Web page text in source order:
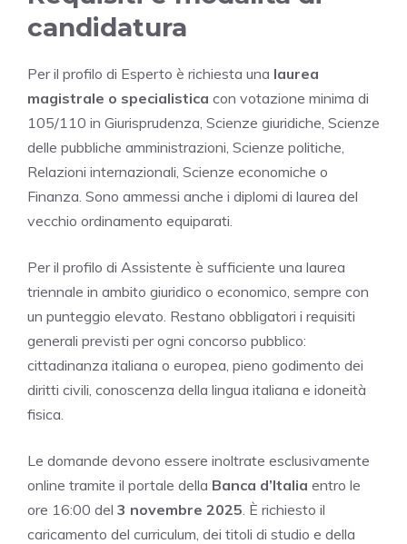
candidatura
Per il profilo di Esperto è richiesta una laurea
magistrale o specialistica con votazione minima di
105/110 in Giurisprudenza, Scienze giuridiche, Scienze
delle pubbliche amministrazioni, Scienze politiche,
Relazioni internazionali, Scienze economiche o
Finanza. Sono ammessi anche i diplomi di laurea del
vecchio ordinamento equiparati.
Per il profilo di Assistente è sufficiente una laurea
triennale in ambito giuridico o economico, sempre con
un punteggio elevato. Restano obbligatori i requisiti
generali previsti per ogni concorso pubblico:
cittadinanza italiana o europea, pieno godimento dei
diritti civili, conoscenza della lingua italiana e idoneità
fisica.
Le domande devono essere inoltrate esclusivamente
online tramite il portale della Banca d’Italia entro le
ore 16:00 del 3 novembre 2025 . È richiesto il
caricamento del curriculum, dei titoli di studio e della